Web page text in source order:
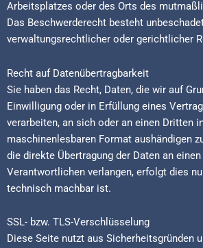
Arbeitsplatzes oder des Orts des
Das Beschwerderecht besteht
verwaltungsrechtlicher oder gerichtlicher
Recht auf Daten­übertrag­barkeit
Sie haben das Recht, Daten, die wir auf
Einwilligung oder in Erfüllung eines
verarbeiten, an sich oder an einen Dritten
maschinenlesbaren Format aushändigen
die direkte Übertragung der Daten an
Verantwortlichen verlangen, erfolgt dies
technisch machbar ist.
SSL- bzw. TLS-Verschlüsselung
Diese Seite nutzt aus Sicherheitsgründen